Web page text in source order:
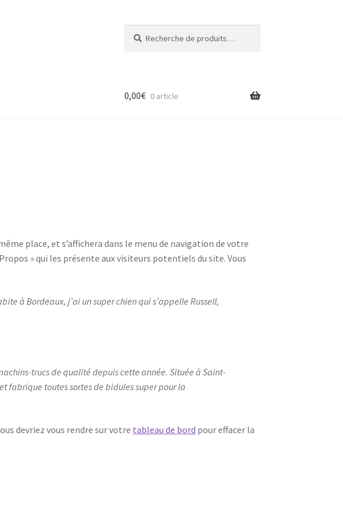
pour :
0,00€ 0 article
place, et s’affichera dans le menu de navigation de votre
» qui les présente aux visiteurs potentiels du site. Vous
à Bordeaux, j’ai un super chien qui s’appelle Russell,
trucs de qualité depuis cette année. Située à Saint-
fabrique toutes sortes de bidules super pour la
devriez vous rendre sur votre tableau de bord pour effacer la